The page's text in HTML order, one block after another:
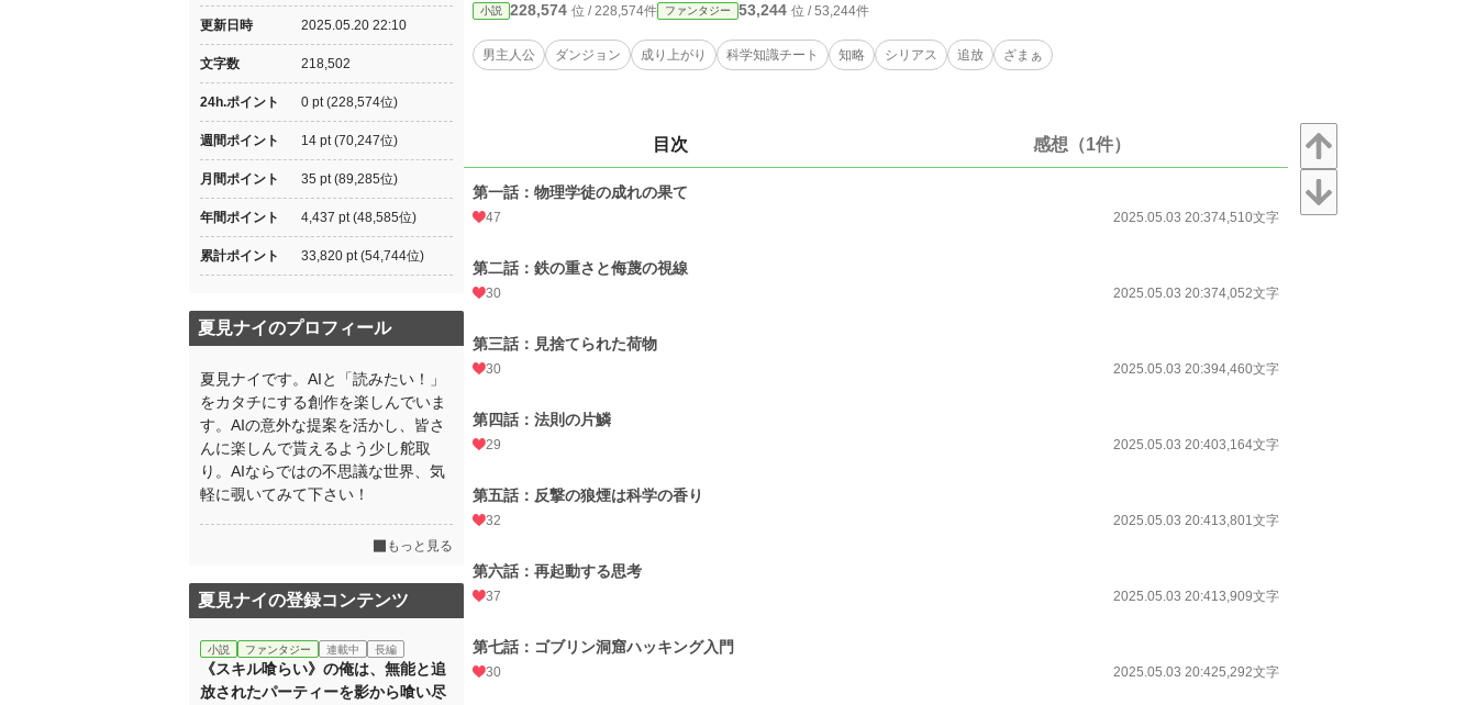
小説 228,574 位 / 228,574件 ファンタジー 53,244 位 / 53,244件
男主人公 ダンジョン 成り上がり 科学知識チート 知略 シリアス 追放 ざまぁ
目次 感想（1件）
第一話：物理学徒の成れの果て
47 2025.05.03 20:374,510文字
第二話：鉄の重さと侮蔑の視線
30 2025.05.03 20:374,052文字
第三話：見捨てられた荷物
30 2025.05.03 20:394,460文字
第四話：法則の片鱗
29 2025.05.03 20:403,164文字
第五話：反撃の狼煙は科学の香り
32 2025.05.03 20:413,801文字
第六話：再起動する思考
37 2025.05.03 20:413,909文字
第七話：ゴブリン洞窟ハッキング入門
30 2025.05.03 20:425,292文字
更新日時 2025.05.20 22:10
文字数 218,502
24h.ポイント 0 pt (228,574位)
週間ポイント 14 pt (70,247位)
月間ポイント 35 pt (89,285位)
年間ポイント 4,437 pt (48,585位)
累計ポイント 33,820 pt (54,744位)
夏見ナイのプロフィール
夏見ナイです。AIと「読みたい！」
をカタチにする創作を楽しんでいま
す。AIの意外な提案を活かし、皆さ
んに楽しんで貰えるよう少し舵取
り。AIならではの不思議な世界、気
軽に覗いてみて下さい！
もっと見る
夏見ナイの登録コンテンツ
小説 ファンタジー 連載中 長編
《スキル喰らい》の俺は、無能と追
放されたパーティーを影から喰い尽